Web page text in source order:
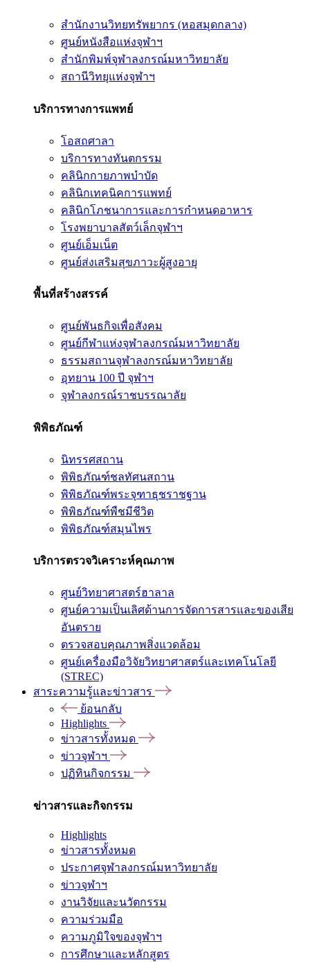
สำนักงานวิทยทรัพยากร (หอสมุดกลาง)
ศูนย์หนังสือแห่งจุฬาฯ
สำนักพิมพ์จุฬาลงกรณ์มหาวิทยาลัย
สถานีวิทยุแห่งจุฬาฯ
บริการทางการแพทย์
โอสถศาลา
บริการทางทันตกรรม
คลินิกกายภาพบำบัด
คลินิกเทคนิคการแพทย์
คลินิกโภชนาการและการกำหนดอาหาร
โรงพยาบาลสัตว์เล็กจุฬาฯ
ศูนย์เอ็มเน็ต
ศูนย์ส่งเสริมสุขภาวะผู้สูงอายุ
พื้นที่สร้างสรรค์
ศูนย์พันธกิจเพื่อสังคม
ศูนย์กีฬาแห่งจุฬาลงกรณ์มหาวิทยาลัย
ธรรมสถานจุฬาลงกรณ์มหาวิทยาลัย
อุทยาน 100 ปี จุฬาฯ
จุฬาลงกรณ์ราชบรรณาลัย
พิพิธภัณฑ์
นิทรรศสถาน
พิพิธภัณฑ์ชลทัศนสถาน
พิพิธภัณฑ์พระจุฑาธุชราชฐาน
พิพิธภัณฑ์พืชมีชีวิต
พิพิธภัณฑ์สมุนไพร
บริการตรวจวิเคราะห์คุณภาพ
ศูนย์วิทยาศาสตร์ฮาลาล
ศูนย์ความเป็นเลิศด้านการจัดการสารและของเสีย
อันตราย
ตรวจสอบคุณภาพสิ่งแวดล้อม
ศูนย์เครื่องมือวิจัยวิทยาศาสตร์และเทคโนโลยี
(STREC)
สาระความรู้และข่าวสาร
ย้อนกลับ
Highlights
ข่าวสารทั้งหมด
ข่าวจุฬาฯ
ปฏิทินกิจกรรม
ข่าวสารและกิจกรรม
Highlights
ข่าวสารทั้งหมด
ประกาศจุฬาลงกรณ์มหาวิทยาลัย
ข่าวจุฬาฯ
งานวิจัยและนวัตกรรม
ความร่วมมือ
ความภูมิใจของจุฬาฯ
การศึกษาและหลักสูตร